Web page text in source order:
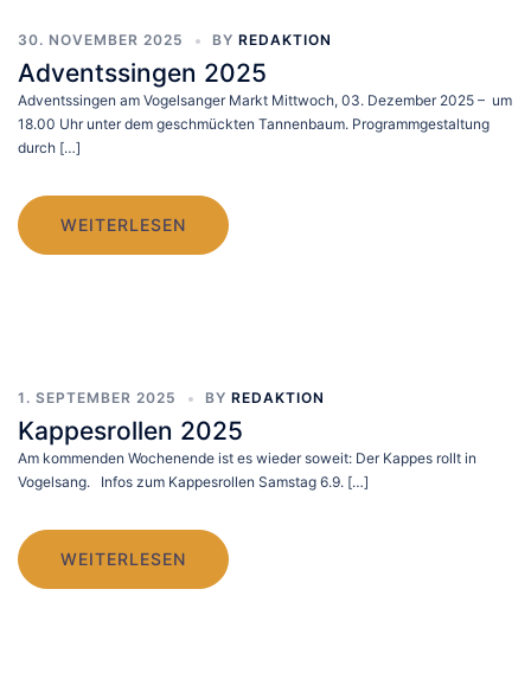
30. NOVEMBER 2025 BY REDAKTION
Adventssingen 2025
Adventssingen am Vogelsanger Markt Mittwoch, 03. Dezember 2025 – um
18.00 Uhr unter dem geschmückten Tannenbaum. Programmgestaltung
durch […]
WEITERLESEN
1. SEPTEMBER 2025 BY REDAKTION
Kappesrollen 2025
Am kommenden Wochenende ist es wieder soweit: Der Kappes rollt in
Vogelsang. Infos zum Kappesrollen Samstag 6.9. […]
WEITERLESEN